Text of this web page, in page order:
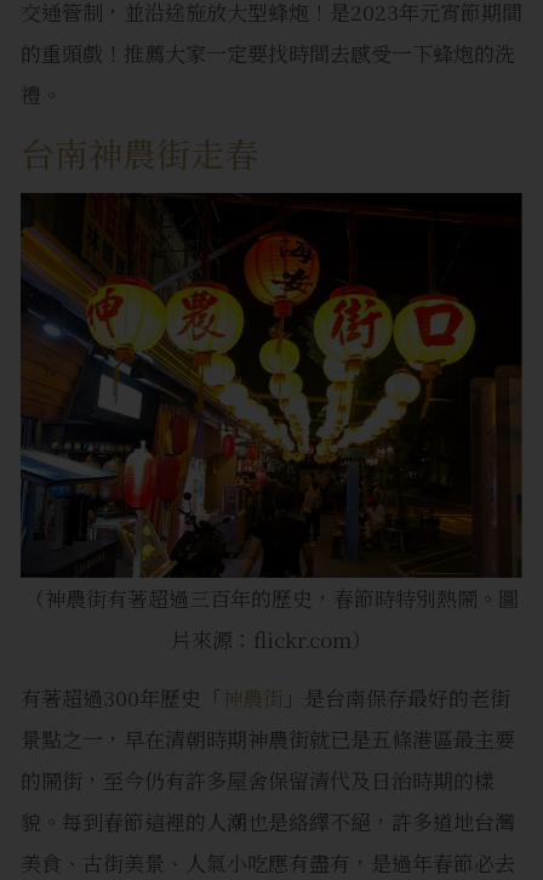
交通管制，並沿途施放大型蜂炮！是2023年元宵節期間
的重頭戲！推薦大家一定要找時間去感受一下蜂炮的洗
禮。
台南神農街走春
（神農街有著超過三百年的歷史，春節時特別熱鬧。圖
片來源：flickr.com）
有著超過300年歷史「神農街 」是台南保存最好的老街
景點之一，早在清朝時期神農街就已是五條港區最主要
的鬧街，至今仍有許多屋舍保留清代及日治時期的樣
貌。每到春節這裡的人潮也是絡繹不絕，許多道地台灣
美食、古街美景、人氣小吃應有盡有，是過年春節必去